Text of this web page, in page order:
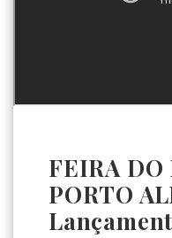
FEIRA DO
PORTO